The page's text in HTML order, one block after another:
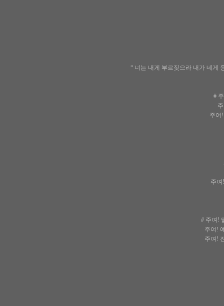
“ 너는 내게 부르짖으라 내가 네게
#
주여
주
# 주여!
주여!
주여!